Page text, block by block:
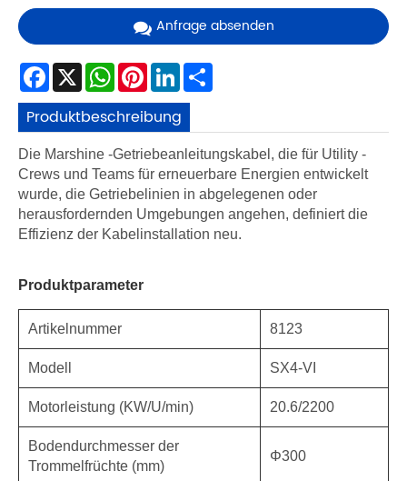
Anfrage absenden
Facebook
X WhatsApp
Pinterest
LinkedIn
Produktbeschreibung
Die Marshine -Getriebeanleitungskabel, die für Utility -
Crews und Teams für erneuerbare Energien entwickelt
wurde, die Getriebelinien in abgelegenen oder
herausfordernden Umgebungen angehen, definiert die
Effizienz der Kabelinstallation neu.
Produktparameter
Artikelnummer 8123
Modell SX4-VI
Motorleistung (KW/U/min) 20.6/2200
Bodendurchmesser der
Trommelfrüchte (mm)
Φ300